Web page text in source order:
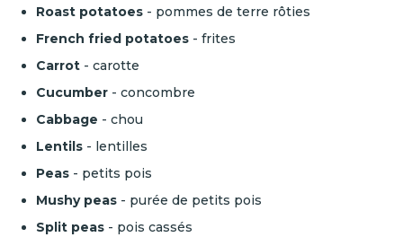
Roast potatoes - pommes de terre rôties
French fried potatoes - frites
Carrot - carotte
Cucumber - concombre
Cabbage - chou
Lentils - lentilles
Peas - petits pois
Mushy peas - purée de petits pois
Split peas - pois cassés